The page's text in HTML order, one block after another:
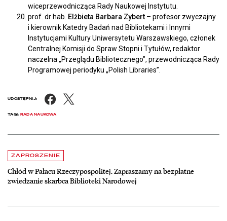
wiceprzewodnicząca Rady Naukowej Instytutu.
prof. dr hab. Elżbieta Barbara Zybert – profesor zwyczajny
i kierownik Katedry Badań nad Bibliotekami i Innymi
Instytucjami Kultury Uniwersytetu Warszawskiego, członek
Centralnej Komisji do Spraw Stopni i Tytułów, redaktor
naczelna „Przeglądu Bibliotecznego”, przewodnicząca Rady
Programowej periodyku „Polish Libraries”.
UDOSTĘPNIJ: Facebook
TAGI: RADA NAUKOWA
Aktualności
ZAPROSZENIE
Chłód w Pałacu Rzeczypospolitej. Zapraszamy na bezpłatne
zwiedzanie skarbca Biblioteki Narodowej
czytaj więcej o Chłód w Pałacu Rzeczypospolitej. Zapraszamy na